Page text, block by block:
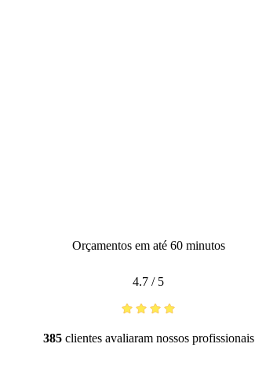
Orçamentos em até 60 minutos
4.7 / 5
385clientes avaliaram nossos profissionais